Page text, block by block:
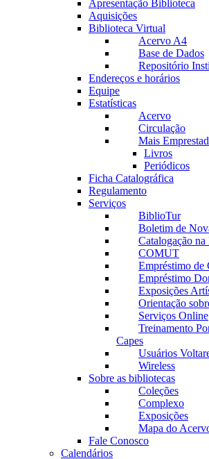
Apresentação Biblioteca
Aquisições
Biblioteca Virtual
Acervo A4
Base de Dados
Repositório
Endereços e horários
Equipe
Estatísticas
Acervo
Circulação
Mais
Livros
Periódicos
Ficha Catalográfica
Regulamento
Serviços
BiblioTur
Boletim de
Catalogação
COMUT
Empréstimo de
Empréstimo
Exposições
Orientação
Serviços Online
Treinamento
Capes
Usuários
Wireless
Sobre as bibliotecas
Coleções
Complexo
Exposições
Mapa do
Fale Conosco
Calendários